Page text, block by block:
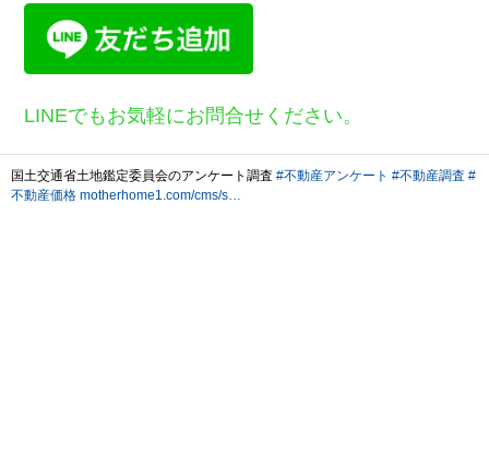
LINEでもお気軽にお問合せください。